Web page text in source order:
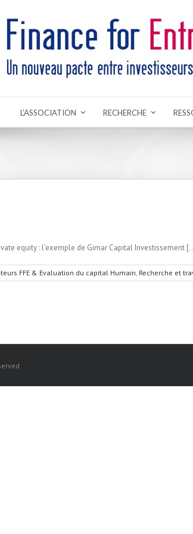
L’ASSOCIATION RECHERCHE
equity : l’exemple de Gimar Capital Investissement
FFE & Evaluation du capital Humain Recherche et